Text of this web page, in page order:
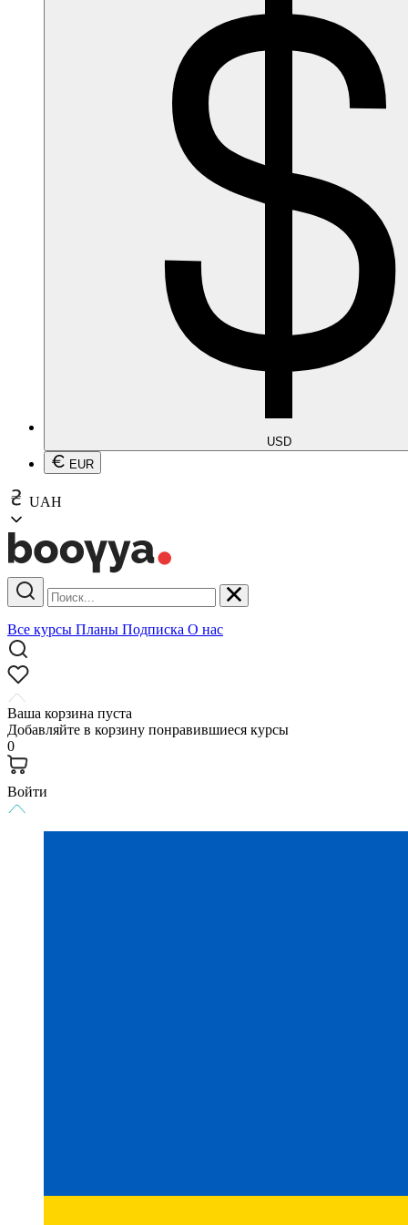
USD
EUR
UAH
Все курсы Планы Подписка О нас
Ваша корзина пуста
Добавляйте в корзину понравившиеся курсы
0
Войти